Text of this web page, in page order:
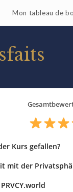
Mon tableau de
Kurs gefallen?
mit der